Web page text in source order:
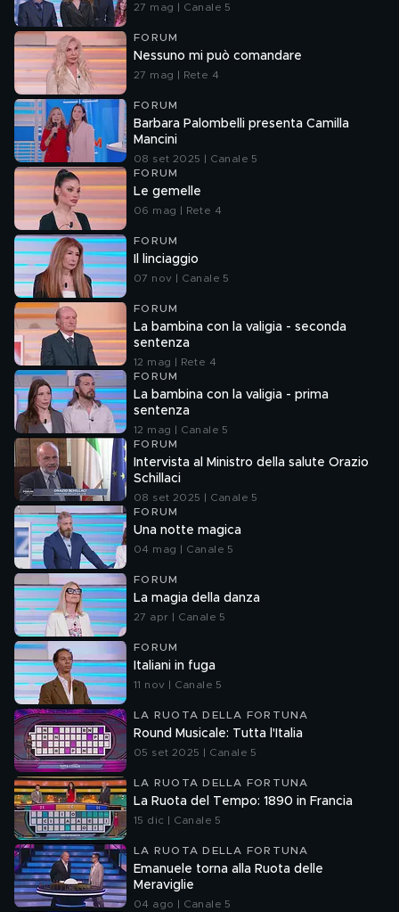
27 mag | Canale 5
FORUM
Nessuno mi può comandare
27 mag | Rete 4
FORUM
Barbara Palombelli presenta Camilla
Mancini
08 set 2025 | Canale 5
FORUM
Le gemelle
06 mag | Rete 4
FORUM
Il linciaggio
07 nov | Canale 5
FORUM
La bambina con la valigia - seconda
sentenza
12 mag | Rete 4
FORUM
La bambina con la valigia - prima
sentenza
12 mag | Canale 5
FORUM
Intervista al Ministro della salute Orazio
Schillaci
08 set 2025 | Canale 5
FORUM
Una notte magica
04 mag | Canale 5
FORUM
La magia della danza
27 apr | Canale 5
FORUM
Italiani in fuga
11 nov | Canale 5
LA RUOTA DELLA FORTUNA
Round Musicale: Tutta l'Italia
05 set 2025 | Canale 5
LA RUOTA DELLA FORTUNA
La Ruota del Tempo: 1890 in Francia
15 dic | Canale 5
LA RUOTA DELLA FORTUNA
Emanuele torna alla Ruota delle
Meraviglie
04 ago | Canale 5